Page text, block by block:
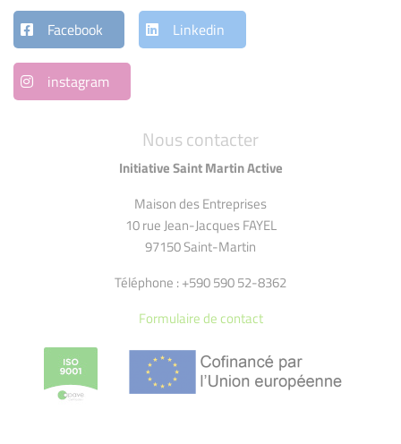
Nous contacter
Initiative Saint Martin Active
Maison des Entreprises
10 rue Jean-Jacques FAYEL
97150 Saint-Martin
Téléphone : +590 590 52-8362
Formulaire de contact
Facebook Linkedin
instagram